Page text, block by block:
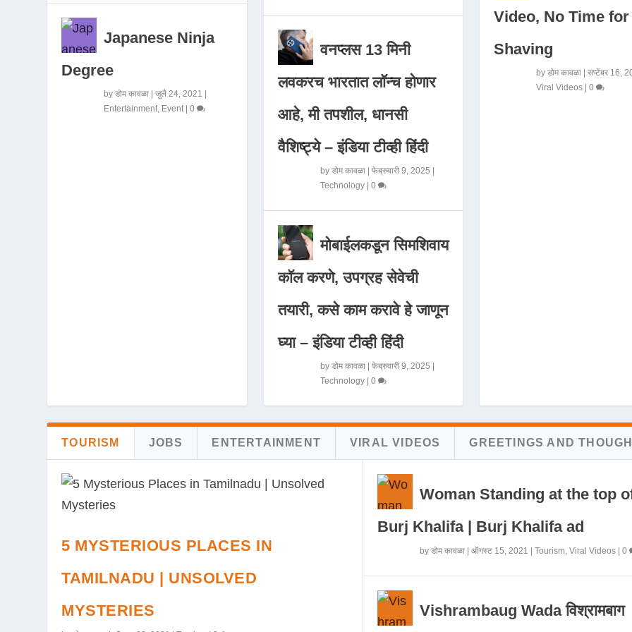
Japanese Ninja
Degree
byडोम कावळा |जुलै 24, 2021
Entertainment, Event|0
वनप्लस 13 मिनी
लवकरच भारतात लॉन्च होणार
आहे, मी तपशील, धानसी
वैशिष्ट्ये – इंडिया टीव्ही हिंदी
by डोम कावळा| फेब्रुवारी 9, 2025 |
Technology| 0
मोबाईलकडून सिमशिवाय
कॉल करणे, उपग्रह सेवेची
तयारी, कसे काम करावे हे जाणून
घ्या – इंडिया टीव्ही हिंदी
by डोम कावळा| फेब्रुवारी 9, 2025 |
Technology| 0
Video, No Time for
Shaving
by डोम कावळा| सप्टेंबर 16,
Viral Videos| 0
TOURISM JOBS ENTERTAINMENT VIRAL VIDEOS GREETINGS AND
5 MYSTERIOUS PLACES IN
TAMILNADU | UNSOLVED
MYSTERIES
Woman Standing at the top
Burj Khalifa | Burj Khalifa ad
by डोम कावळा| ऑगस्ट 15, 2021 | Tourism, Viral Videos| 0
Vishrambaug Wada विश्रामबाग